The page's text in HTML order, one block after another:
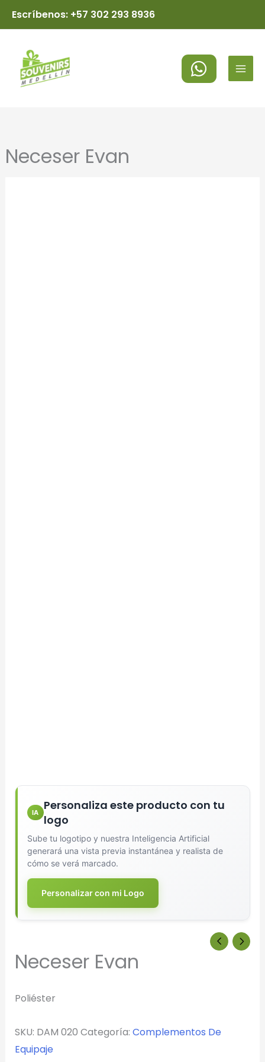
Escríbenos: +57 302 293 8936
Neceser Evan
IA
Personaliza este producto con tu
logo
Sube tu logotipo y nuestra Inteligencia Artificial
generará una vista previa instantánea y realista de
cómo se verá marcado.
Personalizar con mi Logo
Neceser Evan
Poliéster
SKU: DAM 020 Categoría: Complementos De
Equipaje